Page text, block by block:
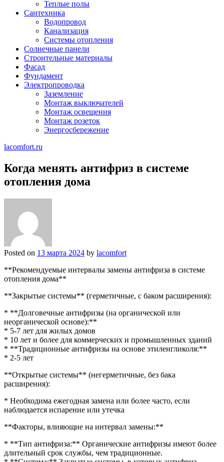
Теплые полы
Сантехника
Водопровод
Канализация
Системы отопления
Солнечные панели
Строительные материалы
Фасад
Фундамент
Электропроводка
Заземление
Монтаж выключателей
Монтаж освещения
Монтаж розеток
Энергосбережение
lacomfort.ru
Когда менять антифриз в системе
отопления дома
Posted on 13 марта 2024 by lacomfort
**Рекомендуемые интервалы замены антифриза в системе
отопления дома**
**Закрытые системы** (герметичные, с баком расширения):
* **Долговечные антифризы (на органической или
неорганической основе):**
* 5-7 лет для жилых домов
* 10 лет и более для коммерческих и промышленных зданий
* **Традиционные антифризы на основе этиленгликоля:**
* 2-5 лет
**Открытые системы** (негерметичные, без бака
расширения):
* Необходима ежегодная замена или более часто, если
наблюдается испарение или утечка
**Факторы, влияющие на интервал замены:**
* **Тип антифриза:** Органические антифризы имеют более
длительный срок службы, чем традиционные.